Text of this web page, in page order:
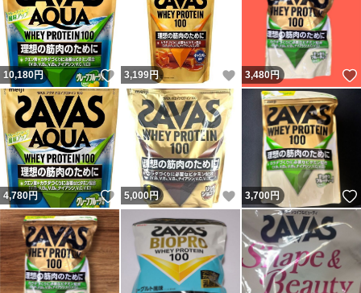
10,180円 いいね！
3,199円 いいね！
3,480円
4,780円 いいね！
5,000円 いいね！
3,700円